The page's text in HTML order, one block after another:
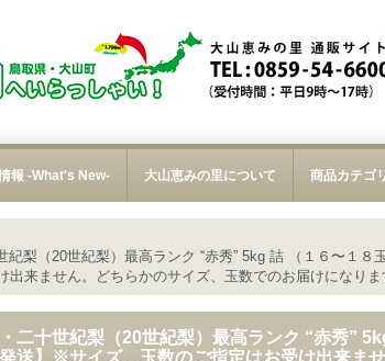
報 -What's New- 大山恵みの里について 商品カテゴ
梨（20世紀梨）最高ランク “赤秀” 5kg 詰 （１６〜１８
来ません。どちらかのサイズ、玉数でのお届けになりま
二十世紀梨（20世紀梨）最高ランク “赤秀”
送】※サイズ、玉数のご指定はお受け出来ま